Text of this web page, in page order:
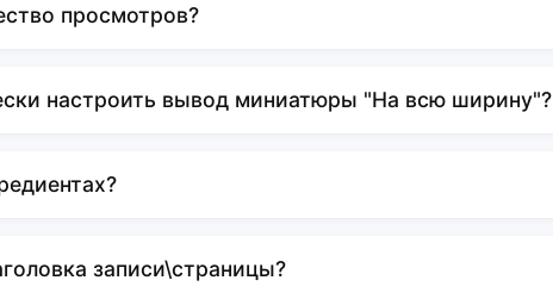
просмотров?
настроить вывод миниатюры "На всю ширину"?
записи\страницы?